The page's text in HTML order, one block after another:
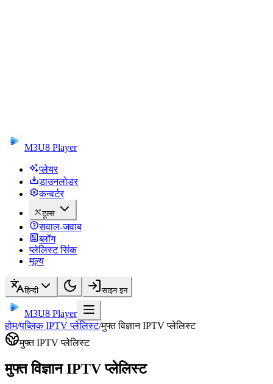
M3U8 Player
प्लेयर
डाउनलोडर
कन्वर्टर
टूल्स
सवाल-जवाब
ब्लॉग
प्लेलिस्ट सिंक
मूल्य
हिन्दी साइन इन
M3U8 Player
होम/पब्लिक IPTV प्लेलिस्ट/मुफ्त विज्ञान IPTV प्लेलिस्ट
मुफ्त IPTV प्लेलिस्ट
मुफ्त विज्ञान IPTV प्लेलिस्ट